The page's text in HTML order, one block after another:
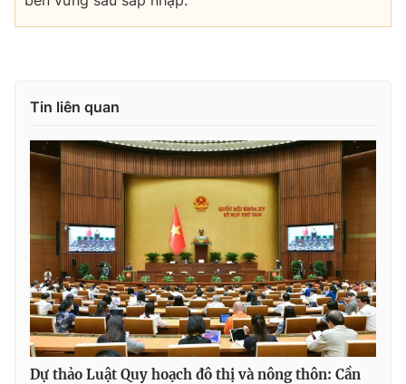
Tin liên quan
Dự thảo Luật Quy hoạch đô thị và nông thôn: Cần